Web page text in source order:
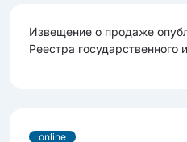
Извещение о продаже
Реестра
online